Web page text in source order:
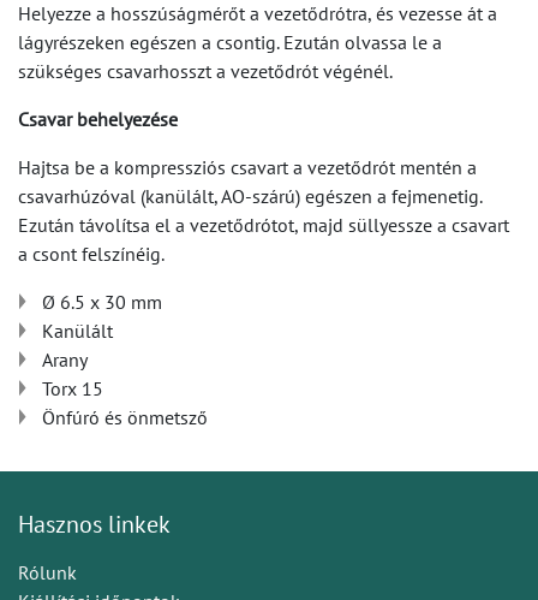
Helyezze a hosszúságmérőt a vezetődrótra, és vezesse át a
lágyrészeken egészen a csontig. Ezután olvassa le a
szükséges csavarhosszt a vezetődrót végénél.
Csavar behelyezése
Hajtsa be a kompressziós csavart a vezetődrót mentén a
csavarhúzóval (kanülált, AO-szárú) egészen a fejmenetig.
Ezután távolítsa el a vezetődrótot, majd süllyessze a csavart
a csont felszínéig.
Ø 6.5 x 30 mm
Kanülált
Arany
Torx 15
Önfúró és önmetsző
Hasznos linkek
Rólunk